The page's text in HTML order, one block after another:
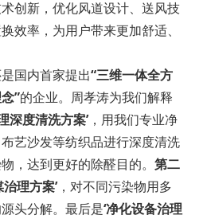
创新，优化风道设计、送风技
效率，为用户带来更加舒适、
国内首家提出“三维一体全方
”的企业。周孝涛为我们解释
深度清洗方案’，用我们专业净
艺沙发等纺织品进行深度清洗
，达到更好的除醛目的。 第二
理方案’，对不同污染物用多
头分解。最后是‘净化设备治理